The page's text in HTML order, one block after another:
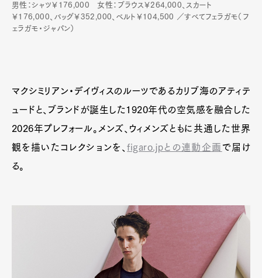
男性：シャツ￥176,000 女性：ブラウス￥264,000、スカート
￥176,000、バッグ￥352,000、ベルト￥104,500 ／すべてフェラガモ（フ
ェラガモ・ジャパン）
マクシミリアン・デイヴィスのルーツであるカリブ海のアティテ
ュードと、ブランドが誕生した1920年代の空気感を融合した
2026年プレフォール。メンズ、ウィメンズともに共通した世界
観を描いたコレクションを、figaro.jpとの連動企画 で届け
る。